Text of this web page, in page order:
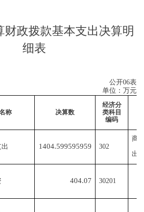
财政拨款基本支出决算明
细表
公开06表
单位：万元
称 决算数
经济分
类科目
编码
1404.599595959 302
商
出
404.07 30201